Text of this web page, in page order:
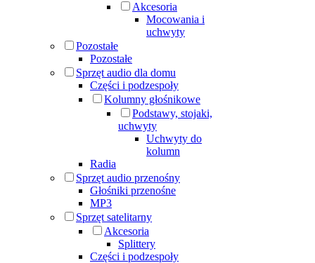
Akcesoria
Mocowania i
uchwyty
Pozostałe
Pozostałe
Sprzęt audio dla domu
Części i podzespoły
Kolumny głośnikowe
Podstawy, stojaki,
uchwyty
Uchwyty do
kolumn
Radia
Sprzęt audio przenośny
Głośniki przenośne
MP3
Sprzęt satelitarny
Akcesoria
Splittery
Części i podzespoły